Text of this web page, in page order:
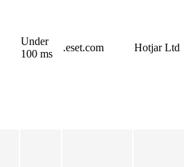
Under
100 ms
.eset.com Hotjar Ltd